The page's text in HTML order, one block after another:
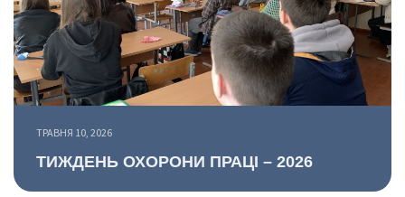
ТРАВНЯ 10, 2026
ТИЖДЕНЬ ОХОРОНИ ПРАЦІ – 2026